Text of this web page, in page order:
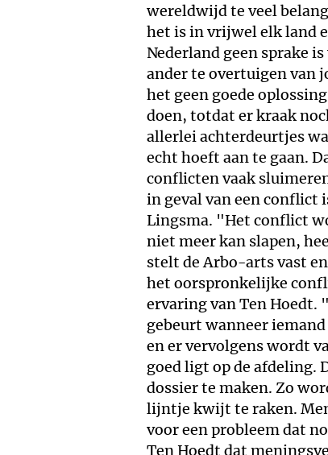
wereldwijd te veel
het is in vrijwel elk land
Nederland geen sprake
ander te overtuigen van
het geen goede
doen, totdat er kraak
allerlei achterdeurtjes
echt hoeft aan te gaan.
conflicten vaak
in geval van een conflict
Lingsma. "Het conflict
niet meer kan slapen,
stelt de Arbo-arts vast
het oorspronkelijke
ervaring van Ten Hoedt.
gebeurt wanneer
en er vervolgens wordt
goed ligt op de afdeling.
dossier te maken. Zo
lijntje kwijt te raken.
voor een probleem dat
Ten Hoedt dat